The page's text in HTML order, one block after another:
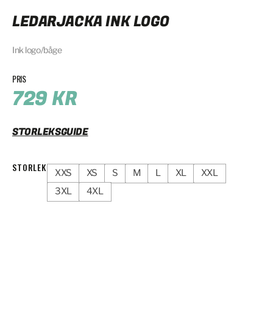
LEDARJACKA INK LOGO
Ink logo/båge
729KR
STORLEKSGUIDE
STORLEK XXS XS S M L XL
XXL
3XL
4XL